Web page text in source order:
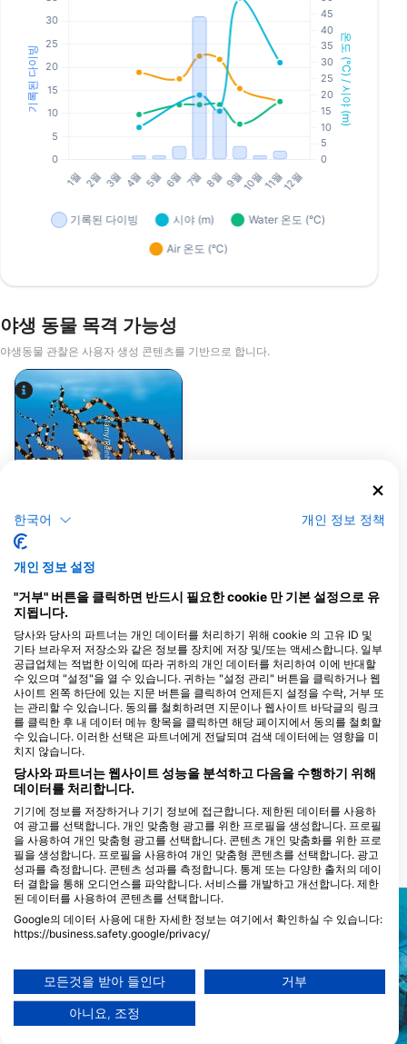
야생 동물 목격 가능성
야생동물 관찰은 사용자 생성 콘텐츠를 기반으로 합니다.
Alamy/Reinhard Dirscherl
3목격
J F M A M J J A S O N D
이 다이빙 장소를 이용하는 다이빙 센터
MANTA
Ribarska 100, 21485 Komiza, 크로아
티아
가까운 다이빙 사이트
한국어 개인 정보 정책
개인 정보 설정
"거부" 버튼을 클릭하면 반드시 필요한 cookie 만 기본 설정으로 유
지됩니다.
당사와 당사의 파트너는 개인 데이터를 처리하기 위해 cookie 의 고유 ID 및
기타 브라우저 저장소와 같은 정보를 장치에 저장 및/또는 액세스합니다. 일부
공급업체는 적법한 이익에 따라 귀하의 개인 데이터를 처리하여 이에 반대할
수 있으며 "설정"을 열 수 있습니다. 귀하는 "설정 관리" 버튼을 클릭하거나 웹
사이트 왼쪽 하단에 있는 지문 버튼을 클릭하여 언제든지 설정을 수락, 거부 또
는 관리할 수 있습니다. 동의를 철회하려면 지문이나 웹사이트 바닥글의 링크
를 클릭한 후 내 데이터 메뉴 항목을 클릭하면 해당 페이지에서 동의를 철회할
수 있습니다. 이러한 선택은 파트너에게 전달되며 검색 데이터에는 영향을 미
치지 않습니다.
당사와 파트너는 웹사이트 성능을 분석하고 다음을 수행하기 위해
데이터를 처리합니다.
기기에 정보를 저장하거나 기기 정보에 접근합니다. 제한된 데이터를 사용하
여 광고를 선택합니다. 개인 맞춤형 광고를 위한 프로필을 생성합니다. 프로필
을 사용하여 개인 맞춤형 광고를 선택합니다. 콘텐츠 개인 맞춤화를 위한 프로
필을 생성합니다. 프로필을 사용하여 개인 맞춤형 콘텐츠를 선택합니다. 광고
성과를 측정합니다. 콘텐츠 성과를 측정합니다. 통계 또는 다양한 출처의 데이
터 결합을 통해 오디언스를 파악합니다. 서비스를 개발하고 개선합니다. 제한
된 데이터를 사용하여 콘텐츠를 선택합니다.
Google의 데이터 사용에 대한 자세한 정보는 여기에서 확인하실 수 있습니다:
https://business.safety.google/privacy/
귀하의 동의와 cookie 정책은 이 웹사이트/앱에만 적용됩니다.
파트너 목록 보기 (1 IAB 벤더)
당사는 귀하의 데이터를 다음 목적으로 사용합니다:
모든것을 받아 들인다 거부
아니요, 조정